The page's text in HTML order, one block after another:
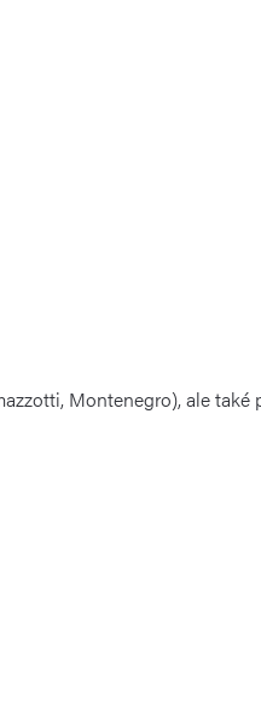
Montenegro), ale